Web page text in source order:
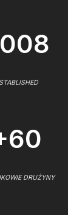
DRUŻYNY